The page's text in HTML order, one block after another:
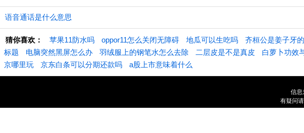
语音通话是什么意思
猜你喜欢： 苹果11防水吗 oppor11怎么关闭无障碍 地瓜可以生吃吗 齐桓公是姜子牙
标题
电脑突然黑屏怎么办 羽绒服上的钢笔水怎么去除 二层皮是不是真皮 白萝卜功效
京哪里玩
京东白条可以分期还款吗 a股上市意味着什么
信息
有疑问